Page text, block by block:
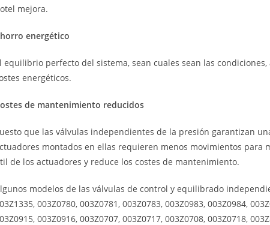
mejora.
energético
equilibrio perfecto del sistema, sean cuales sean las
energéticos.
de mantenimiento reducidos
que las válvulas independientes de la presión garantizan
montados en ellas requieren menos movimientos para
de los actuadores y reduce los costes de mantenimiento.
modelos de las válvulas de control y equilibrado
003Z0780, 003Z0781, 003Z0783, 003Z0983, 003Z0984,
003Z0916, 003Z0707, 003Z0717, 003Z0708, 003Z0718,